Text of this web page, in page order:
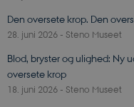
Den oversete krop. Den
28. juni 2026 - Steno Museet
Blod, bryster og ulighed: Ny
oversete krop
18. juni 2026 - Steno Museet